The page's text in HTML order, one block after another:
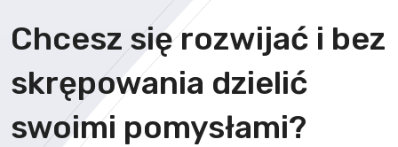
Chcesz się rozwijać i bez
skrępowania dzielić
swoimi pomysłami?